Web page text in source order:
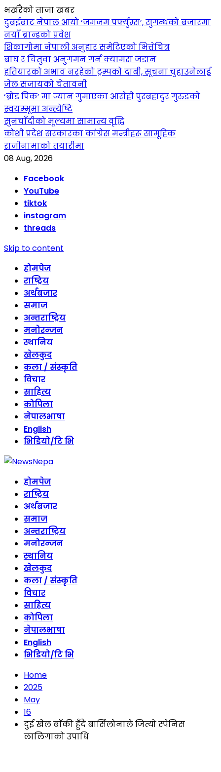
भर्खरैको ताजा खबर
दुबईबाट नेपाल आयो ‘जमजम पर्फ्युम्स’, सुगन्धको बजारमा
नयाँ ब्रान्डको प्रवेश
शिकागोमा नेपाली अनुहार समेटिएको भित्तेचित्र
बाघ र चितुवा अनुगमन गर्न क्यामरा जडान
हतियारको अभाव नरहेको ट्रम्पको दाबी, सूचना चुहाउनेलाई
जेल सजायको चेतावनी
‘ब्रोड पिक’ मा ज्यान गुमाएका आराेही पुरबहादुर गुरुङको
स्वयम्भूमा अन्त्येष्टि
सुनचाँदीको मूल्यमा सामान्य वृद्धि
कोशी प्रदेश सरकारका कांग्रेस मन्त्रीहरू सामूहिक
राजीनामाको तयारीमा
08 Aug, 2026
Facebook
YouTube
tiktok
instagram
threads
Skip to content
होमपेज
राष्ट्रिय
अर्थबजार
समाज
अन्तराष्ट्रिय
मनोरन्जन
स्थानिय
खेलकुद
कला / संस्कृति
विचार
साहित्य
कोपिला
नेपालभाषा
English
भिडियो/टि भि
होमपेज
राष्ट्रिय
अर्थबजार
समाज
अन्तराष्ट्रिय
मनोरन्जन
स्थानिय
खेलकुद
कला / संस्कृति
विचार
साहित्य
कोपिला
नेपालभाषा
English
भिडियो/टि भि
Home
2025
May
16
दुई खेल बाँकी हुँदै बार्सिलोनाले जित्यो स्पेनिस
लालिगाको उपाधि